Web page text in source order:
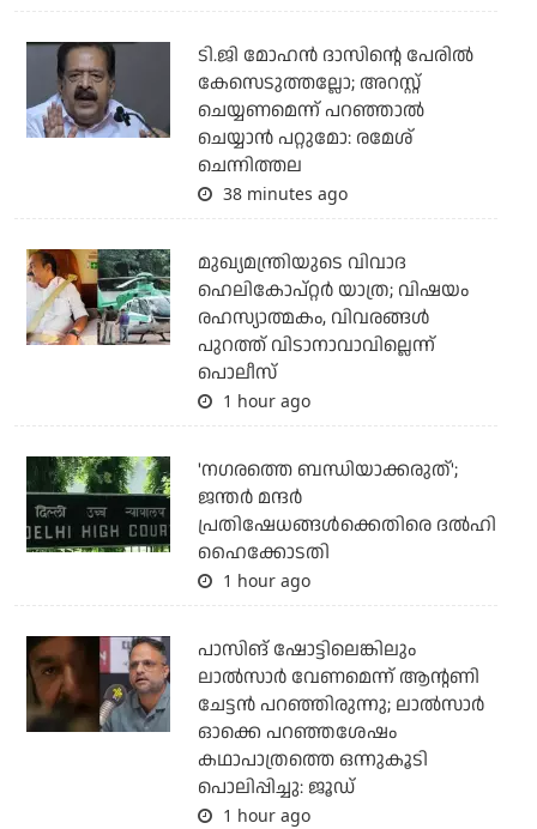
ടി.ജി മോഹന്‍ ദാസിന്റെ പേരില്‍
കേസെടുത്തല്ലോ; അറസ്റ്റ്
ചെയ്യണമെന്ന് പറഞ്ഞാല്‍
ചെയ്യാന്‍ പറ്റുമോ: രമേശ്
ചെന്നിത്തല
38 minutes ago
മുഖ്യമന്ത്രിയുടെ വിവാദ
ഹെലികോപ്റ്റര്‍ യാത്ര; വിഷയം
രഹസ്യാത്മകം, വിവരങ്ങള്‍
പുറത്ത് വിടാനാവാവില്ലെന്ന്
പൊലീസ്
1 hour ago
'നഗരത്തെ ബന്ധിയാക്കരുത്';
ജന്തര്‍ മന്ദര്‍
പ്രതിഷേധങ്ങള്‍ക്കെതിരെ ദല്‍ഹി
ഹൈക്കോടതി
1 hour ago
പാസിങ് ഷോട്ടിലെങ്കിലും
ലാല്‍സാര്‍ വേണമെന്ന് ആന്റണി
ചേട്ടന്‍ പറഞ്ഞിരുന്നു; ലാല്‍സാര്‍
ഓക്കെ പറഞ്ഞശേഷം
കഥാപാത്രത്തെ ഒന്നുകൂടി
പൊലിപ്പിച്ചു: ജൂഡ്
1 hour ago